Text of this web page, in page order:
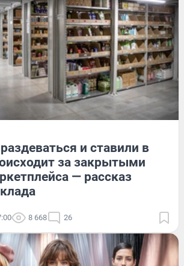
и ставили в
за закрытыми
— рассказ
8 668 26